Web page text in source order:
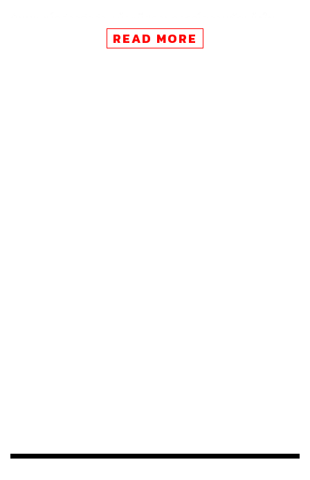
ภูมิภาคตะวันออกกลางและความพยายามปิดช่องแคบฮอร์
มุซที่ส่งผลให้ราคาน้ำมันดิบในตลาดโลกเร่งตัวสูงขึ้น แต่
READ MORE